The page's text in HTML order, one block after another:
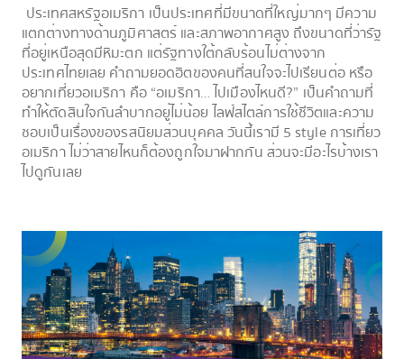
ประเทศสหรัฐอเมริกา เป็นประเทศที่มีขนาดที่ใหญ่มากๆ มีความ
แตกต่างทางด้านภูมิศาสตร์ และสภาพอากาศสูง ถึงขนาดที่ว่ารัฐ
ที่อยู่เหนือสุดมีหิมะตก แต่รัฐทางใต้กลับร้อนไม่ต่างจาก
ประเทศไทยเลย คำถามยอดฮิตของคนที่สนใจจะไปเรียนต่อ หรือ
อยากเที่ยวอเมริกา คือ “อเมริกา… ไปเมืองไหนดี?” เป็นคำถามที่
ทำให้ตัดสินใจกันลำบากอยู่ไม่น้อย ไลฟ์สไตล์การใช้ชีวิตและความ
ชอบเป็นเรื่องของรสนิยมส่วนบุคคล วันนี้เรามี 5 style การเที่ยว
อเมริกา ไม่ว่าสายไหนก็ต้องถูกใจมาฝากกัน ส่วนจะมีอะไรบ้างเรา
ไปดูกันเลย